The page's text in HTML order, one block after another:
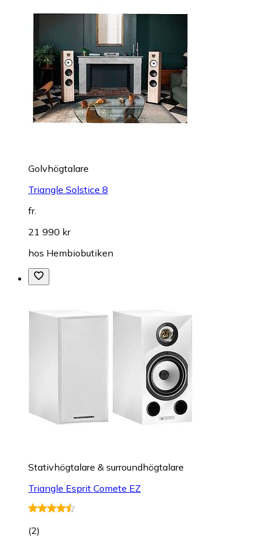
Golvhögtalare
Triangle Solstice 8
fr.
21 990 kr
hos Hembiobutiken
Stativhögtalare & surroundhögtalare
Triangle Esprit Comete EZ
(2)